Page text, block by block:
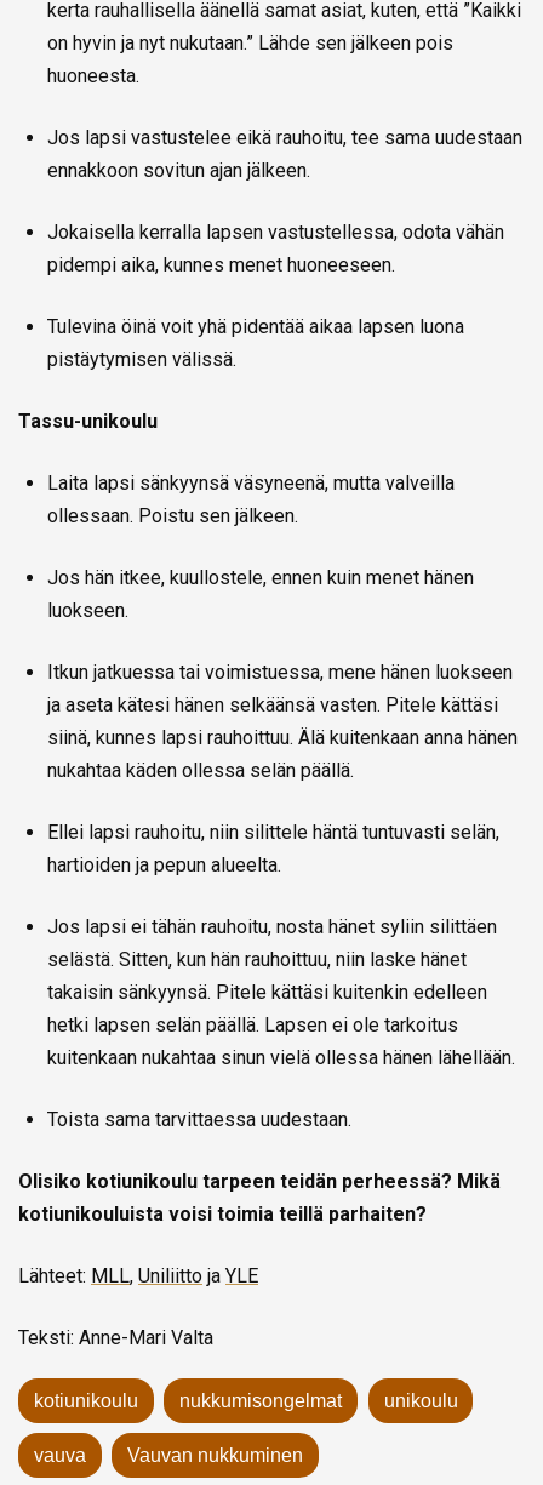
kerta rauhallisella äänellä samat asiat, kuten, että ”Kaikki
on hyvin ja nyt nukutaan.” Lähde sen jälkeen pois
huoneesta.
Jos lapsi vastustelee eikä rauhoitu, tee sama uudestaan
ennakkoon sovitun ajan jälkeen.
Jokaisella kerralla lapsen vastustellessa, odota vähän
pidempi aika, kunnes menet huoneeseen.
Tulevina öinä voit yhä pidentää aikaa lapsen luona
pistäytymisen välissä.
Tassu-unikoulu
Laita lapsi sänkyynsä väsyneenä, mutta valveilla
ollessaan. Poistu sen jälkeen.
Jos hän itkee, kuullostele, ennen kuin menet hänen
luokseen.
Itkun jatkuessa tai voimistuessa, mene hänen luokseen
ja aseta kätesi hänen selkäänsä vasten. Pitele kättäsi
siinä, kunnes lapsi rauhoittuu. Älä kuitenkaan anna hänen
nukahtaa käden ollessa selän päällä.
Ellei lapsi rauhoitu, niin silittele häntä tuntuvasti selän,
hartioiden ja pepun alueelta.
Jos lapsi ei tähän rauhoitu, nosta hänet syliin silittäen
selästä. Sitten, kun hän rauhoittuu, niin laske hänet
takaisin sänkyynsä. Pitele kättäsi kuitenkin edelleen
hetki lapsen selän päällä. Lapsen ei ole tarkoitus
kuitenkaan nukahtaa sinun vielä ollessa hänen lähellään.
Toista sama tarvittaessa uudestaan.
Olisiko kotiunikoulu tarpeen teidän perheessä? Mikä
kotiunikouluista voisi toimia teillä parhaiten?
Lähteet: MLL, Uniliitto ja YLE
Teksti: Anne-Mari Valta
kotiunikoulu nukkumisongelmat unikoulu
vauva Vauvan nukkuminen